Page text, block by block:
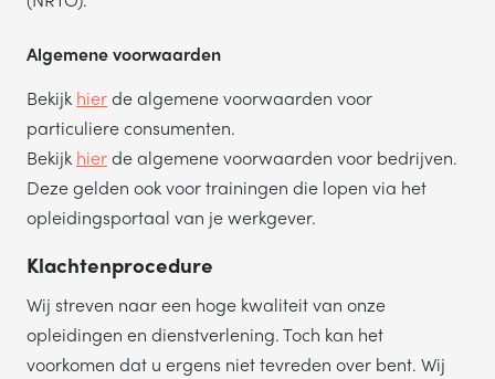
Algemene voorwaarden
Bekijkhierde algemene voorwaarden voor
particuliere consumenten.
Bekijkhierde algemene voorwaarden voor bedrijven.
Deze gelden ook voor trainingen die lopen via het
opleidingsportaal van je werkgever.
Klachtenprocedure
Wij streven naar een hoge kwaliteit van onze
opleidingen en dienstverlening. Toch kan het
voorkomen dat u ergens niet tevreden over bent. Wij